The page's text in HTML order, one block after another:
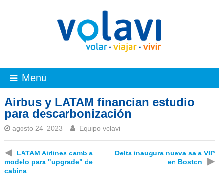
Menú
Airbus y LATAM financian estudio
para descarbonización
agosto 24, 2023 Equipo volavi
◀
LATAM Airlines cambia
modelo para "upgrade" de
cabina
Delta inaugura nueva sala VIP
en Boston
▶